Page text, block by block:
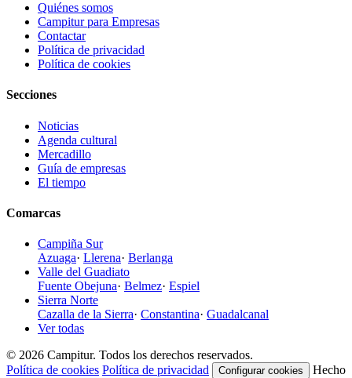
Quiénes somos
Campitur para Empresas
Contactar
Política de privacidad
Política de cookies
Secciones
Noticias
Agenda cultural
Mercadillo
Guía de empresas
El tiempo
Comarcas
Campiña Sur
Azuaga· Llerena· Berlanga
Valle del Guadiato
Fuente Obejuna· Belmez· Espiel
Sierra Norte
Cazalla de la Sierra· Constantina· Guadalcanal
Ver todas
© 2026 Campitur. Todos los derechos reservados.
Política de cookies Política de privacidad Configurar cookies
Hecho